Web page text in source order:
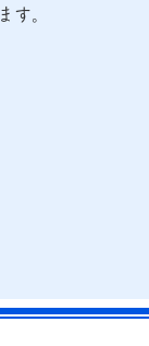
ます。